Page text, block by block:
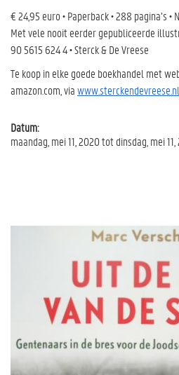
€ 24,95 euro • Paperback • 288 pagina’s •
Met vele nooit eerder gepubliceerde
90 5615 624 4 • Sterck & De Vreese
Te koop in elke goede boekhandel met
amazon.com, viawww.sterckendevreese.nl
Datum:
maandag, mei 11, 2020totdinsdag, mei 11,